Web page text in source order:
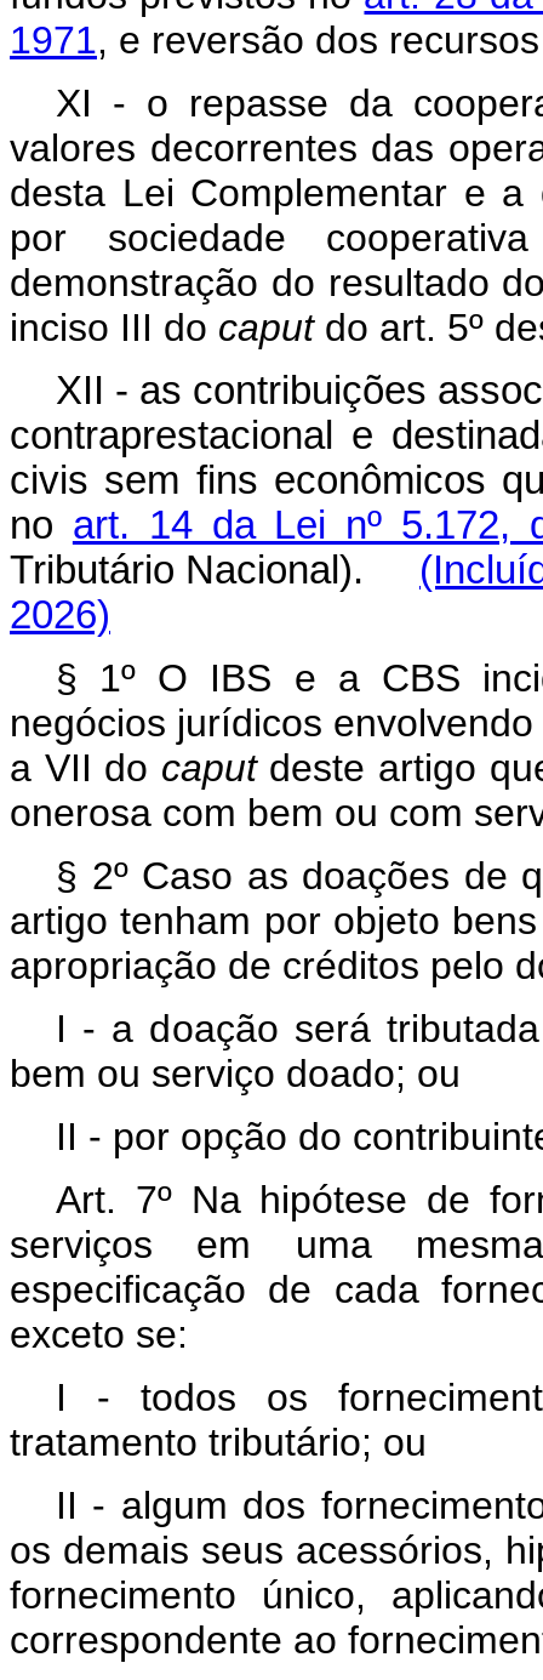
1971, e reversão dos
XI - o repasse da
valores decorrentes das
desta Lei Complementar e
por sociedade
demonstração do resultado
inciso III do caput do art. 5º
XII - as contribuições
contraprestacional e
civis sem fins econômicos
no art. 14 da Lei nº 5.172,
Tributário Nacional).
2026)
§ 1º O IBS e a CBS
negócios jurídicos
a VII do caput deste artigo
onerosa com bem ou com
§ 2º Caso as doações de
artigo tenham por objeto
apropriação de créditos pelo
I - a doação será
bem ou serviço doado; ou
II - por opção do
Art. 7º Na hipótese de
serviços em uma
especificação de cada
exceto se:
I - todos os
tratamento tributário; ou
II - algum dos
os demais seus acessórios,
fornecimento único,
correspondente ao